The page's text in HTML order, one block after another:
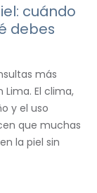
cuándo
debes
más
El clima,
y el uso
que muchas
la piel sin